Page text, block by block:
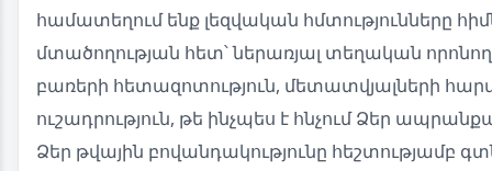
համատեղում ենք լեզվական հմտությունները
մտածողության հետ՝ ներառյալ տեղական
բառերի հետազոտություն, մետատվյալների
ուշադրություն, թե ինչպես է հնչում Ձեր
Ձեր թվային բովանդակությունը հեշտությամբ